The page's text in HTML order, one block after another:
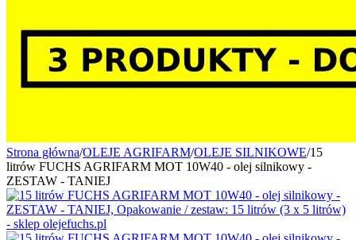
Strona główna/OLEJE AGRIFARM/OLEJE SILNIKOWE/15
litrów FUCHS AGRIFARM MOT 10W40 - olej silnikowy -
ZESTAW - TANIEJ